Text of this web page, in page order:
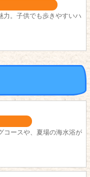
力。子供でも歩きやすいハ
コースや、夏場の海水浴が